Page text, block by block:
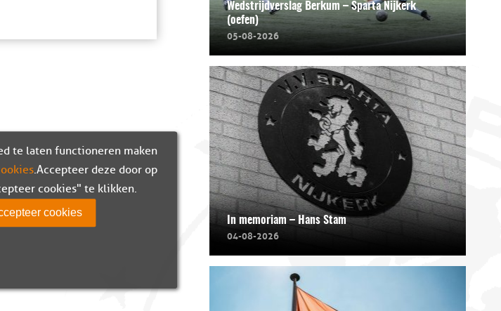
Wedstrijdverslag Berkum – Sparta Nijkerk
(oefen)
05-08-2026
In memoriam – Hans Stam
04-08-2026
te laten functioneren maken
. Accepteer deze door op
cookies" te klikken.
cookies